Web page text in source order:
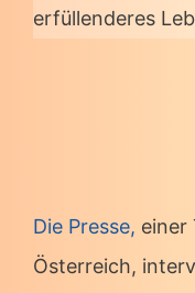
erfüllenderes
Die Presse, einer
Österreich,